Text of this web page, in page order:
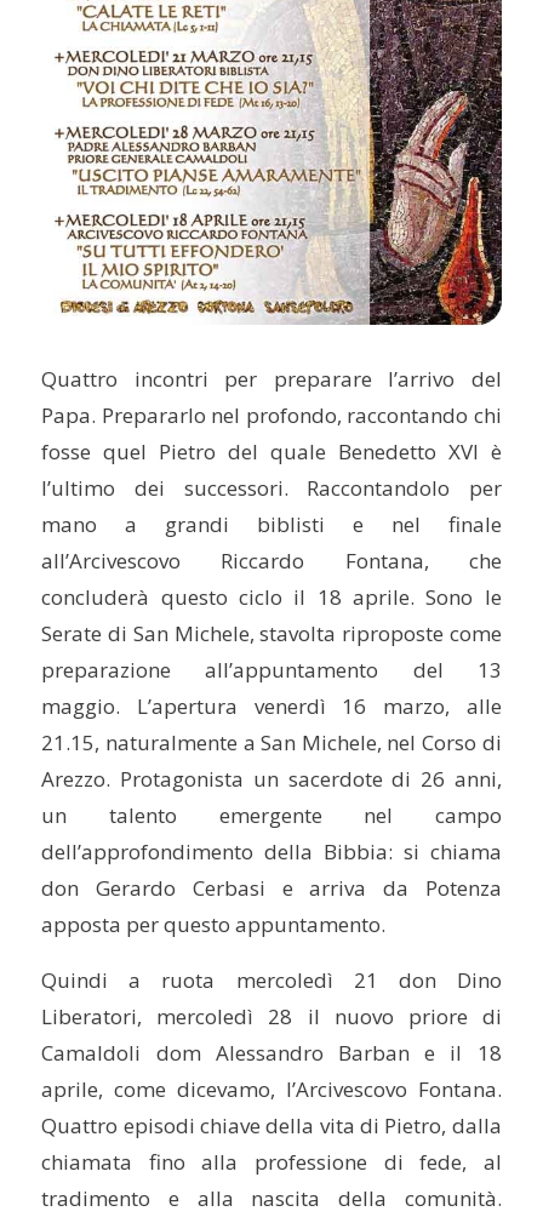
Quattro incontri per preparare l’arrivo del
Papa. Prepararlo nel profondo, raccontando chi
fosse quel Pietro del quale Benedetto XVI è
l’ultimo dei successori. Raccontandolo per
mano a grandi biblisti e nel finale
all’Arcivescovo Riccardo Fontana, che
concluderà questo ciclo il 18 aprile. Sono le
Serate di San Michele, stavolta riproposte come
preparazione all’appuntamento del 13
maggio. L’apertura venerdì 16 marzo, alle
21.15, naturalmente a San Michele, nel Corso di
Arezzo. Protagonista un sacerdote di 26 anni,
un talento emergente nel campo
dell’approfondimento della Bibbia: si chiama
don Gerardo Cerbasi e arriva da Potenza
apposta per questo appuntamento.
Quindi a ruota mercoledì 21 don Dino
Liberatori, mercoledì 28 il nuovo priore di
Camaldoli dom Alessandro Barban e il 18
aprile, come dicevamo, l’Arcivescovo Fontana.
Quattro episodi chiave della vita di Pietro, dalla
chiamata fino alla professione di fede, al
tradimento e alla nascita della comunità.